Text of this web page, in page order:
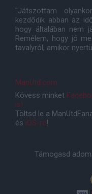
"Játszottam
kezdődik abban az
hogy általában nem
Remélem, hogy jó
tavalyról, amikor
ManUtd.com
Kövess minket
is!
Töltsd le a
és iOS-re!
Támogasd